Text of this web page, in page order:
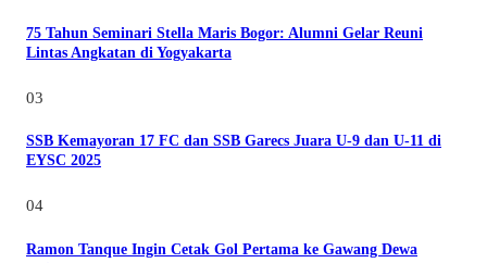
75 Tahun Seminari Stella Maris Bogor: Alumni Gelar Reuni
Lintas Angkatan di Yogyakarta
03
SSB Kemayoran 17 FC dan SSB Garecs Juara U-9 dan U-11 di
EYSC 2025
04
Ramon Tanque Ingin Cetak Gol Pertama ke Gawang Dewa